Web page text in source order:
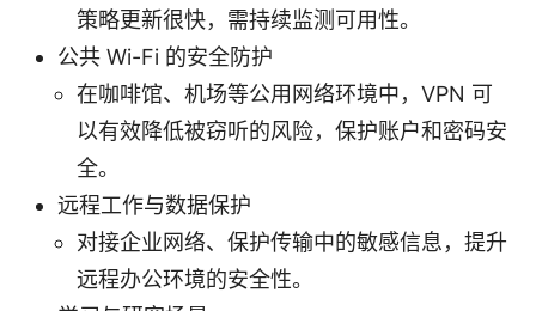
策略更新很快，需持续监测可用性。
公共 Wi-Fi 的安全防护
在咖啡馆、机场等公用网络环境中，VPN 可
以有效降低被窃听的风险，保护账户和密码安
全。
远程工作与数据保护
对接企业网络、保护传输中的敏感信息，提升
远程办公环境的安全性。